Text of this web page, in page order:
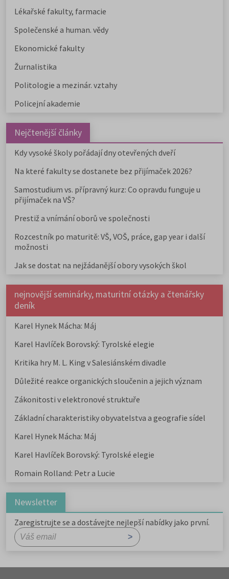
Lékařské fakulty, farmacie
Společenské a human. vědy
Ekonomické fakulty
Žurnalistika
Politologie a mezinár. vztahy
Policejní akademie
Nejčtenější články
Kdy vysoké školy pořádají dny otevřených dveří
Na které fakulty se dostanete bez přijímaček 2026?
Samostudium vs. přípravný kurz: Co opravdu funguje u
přijímaček na VŠ?
Prestiž a vnímání oborů ve společnosti
Rozcestník po maturitě: VŠ, VOŠ, práce, gap year i další
možnosti
Jak se dostat na nejžádanější obory vysokých škol
nejnovější seminárky, maturitní otázky a čtenářsky
deník
Karel Hynek Mácha: Máj
Karel Havlíček Borovský: Tyrolské elegie
Kritika hry M. L. King v Salesiánském divadle
Důležité reakce organických sloučenin a jejich význam
Zákonitosti v elektronové struktuře
Základní charakteristiky obyvatelstva a geografie sídel
Karel Hynek Mácha: Máj
Karel Havlíček Borovský: Tyrolské elegie
Romain Rolland: Petr a Lucie
Newsletter
Zaregistrujte se a dostávejte nejlepší nabídky jako první.